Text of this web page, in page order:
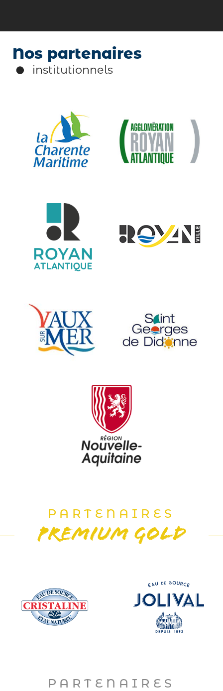
Nos partenaires
institutionnels
PARTENAIRES
PREMIUM GOLD
PARTENAIRES